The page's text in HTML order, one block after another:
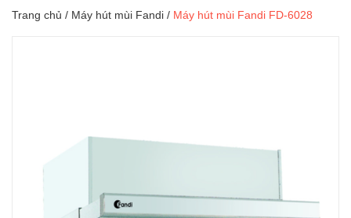
Trang chủ / Máy hút mùi Fandi / Máy hút mùi Fandi FD-6028